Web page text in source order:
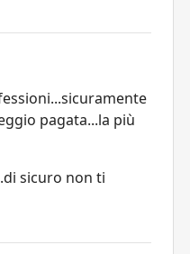
pagata...la più
sicuro non ti